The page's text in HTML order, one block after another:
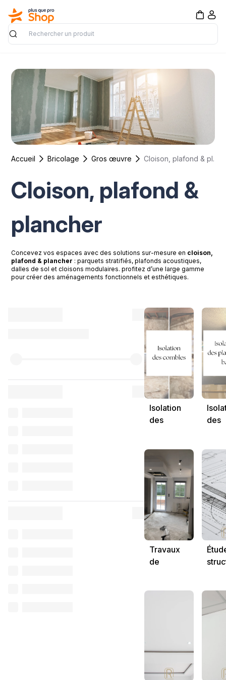
Rechercher
Accueil Bricolage Gros œuvre Cloison, plafond & plancher
Cloison, plafond &
plancher
Concevez vos espaces avec des solutions sur-mesure en cloison,
plafond & plancher : parquets stratifiés, plafonds acoustiques,
dalles de sol et cloisons modulaires. profitez d’une large gamme
pour créer des aménagements fonctionnels et esthétiques.
Isolation
des
des
Travaux
de